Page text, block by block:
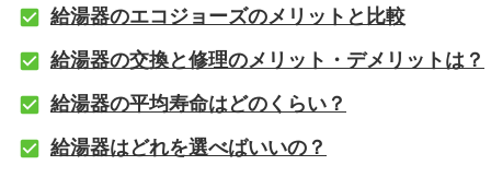
給湯器のエコジョーズのメリットと比較
給湯器の交換と修理のメリット・デメリットは？
給湯器の平均寿命はどのくらい？
給湯器はどれを選べばいいの？